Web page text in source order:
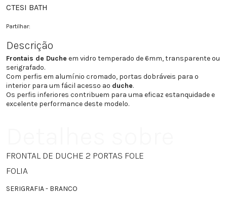
DB0516441
190CM /188|193
DB0516451
1439.1 €
195CM /193|198
DB0516456
1451.4 €
200 CM /198|203
CTESI BATH
Partilhar:
Descrição
Frontais de Duche em vidro temperado de 6mm, transparente ou
serigrafado.
Com perfis em alumínio cromado, portas dobráveis para o
interior para um fácil acesso ao duche.
Os perfis inferiores contribuem para uma eficaz estanquidade e
excelente performance deste modelo.
FRONTAL DE DUCHE 2 PORTAS FOLE
FOLIA
SERIGRAFIA - BRANCO